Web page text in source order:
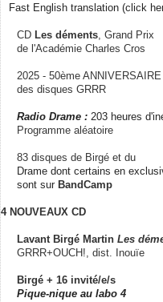
Fast English translation (click
CD Les déments , Grand Prix
de l'Académie Charles Cros
2025 - 50ème ANNIVERSAIRE
des disques GRRR
Radio Drame : 203 heures
Programme aléatoire
83 disques de Birgé et du
Drame dont certains en
sont sur BandCamp
4 NOUVEAUX CD
Lavant Birgé Martin Les
GRRR+OUCH!, dist. Inouïe
Birgé + 16 invité/e/s
Pique-nique au labo 4